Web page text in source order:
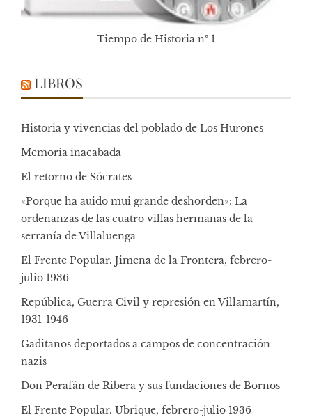
Tiempo de Historia nº 1
LIBROS
Historia y vivencias del poblado de Los Hurones
Memoria inacabada
El retorno de Sócrates
«Porque ha auido mui grande deshorden»: La
ordenanzas de las cuatro villas hermanas de la
serranía de Villaluenga
El Frente Popular. Jimena de la Frontera, febrero-
julio 1936
República, Guerra Civil y represión en Villamartín,
1931-1946
Gaditanos deportados a campos de concentración
nazis
Don Perafán de Ribera y sus fundaciones de Bornos
El Frente Popular. Ubrique, febrero-julio 1936